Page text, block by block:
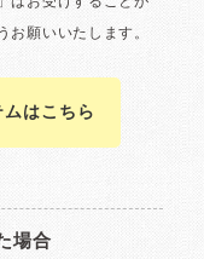
はこちら
場合